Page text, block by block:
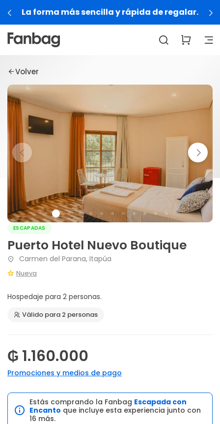
La forma más sencilla y rápida de regalar.
Volver
ESCAPADAS
Puerto Hotel Nuevo Boutique
Carmen del Parana, Itapúa
Nueva
Hospedaje para 2 personas.
Válido para 2 personas
₲ 1.160.000
Promociones y medios de pago
Estás comprando la Fanbag Escapada con
Encanto que incluye esta experiencia junto con
16 más.